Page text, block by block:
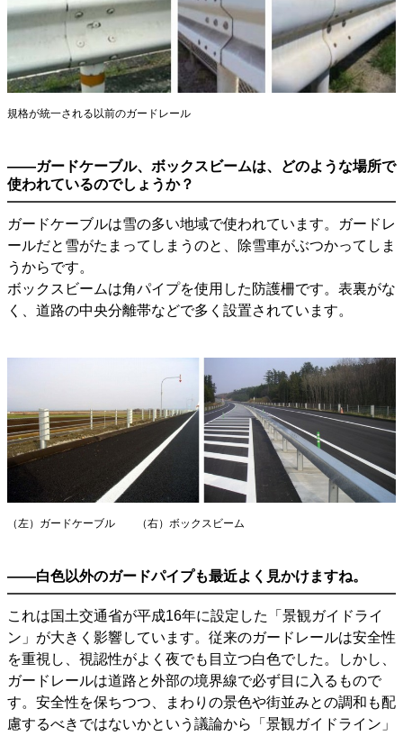
規格が統一される以前のガードレール
――ガードケーブル、ボックスビームは、どのような場所で
使われているのでしょうか？
ガードケーブルは雪の多い地域で使われています。ガードレ
ールだと雪がたまってしまうのと、除雪車がぶつかってしま
うからです。
ボックスビームは角パイプを使用した防護柵です。表裏がな
く、道路の中央分離帯などで多く設置されています。
（左）ガードケーブル （右）ボックスビーム
――白色以外のガードパイプも最近よく見かけますね。
これは国土交通省が平成16年に設定した「景観ガイドライ
ン」が大きく影響しています。従来のガードレールは安全性
を重視し、視認性がよく夜でも目立つ白色でした。しかし、
ガードレールは道路と外部の境界線で必ず目に入るもので
す。安全性を保ちつつ、まわりの景色や街並みとの調和も配
慮するべきではないかという議論から「景観ガイドライン」